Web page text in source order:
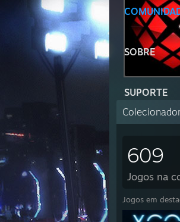
SOBRE
SUPORTE
609
Jogos na
Jogos em